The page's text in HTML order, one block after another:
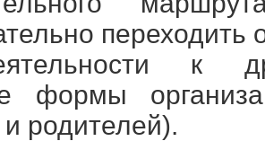
переходить
к
формы
родителей).